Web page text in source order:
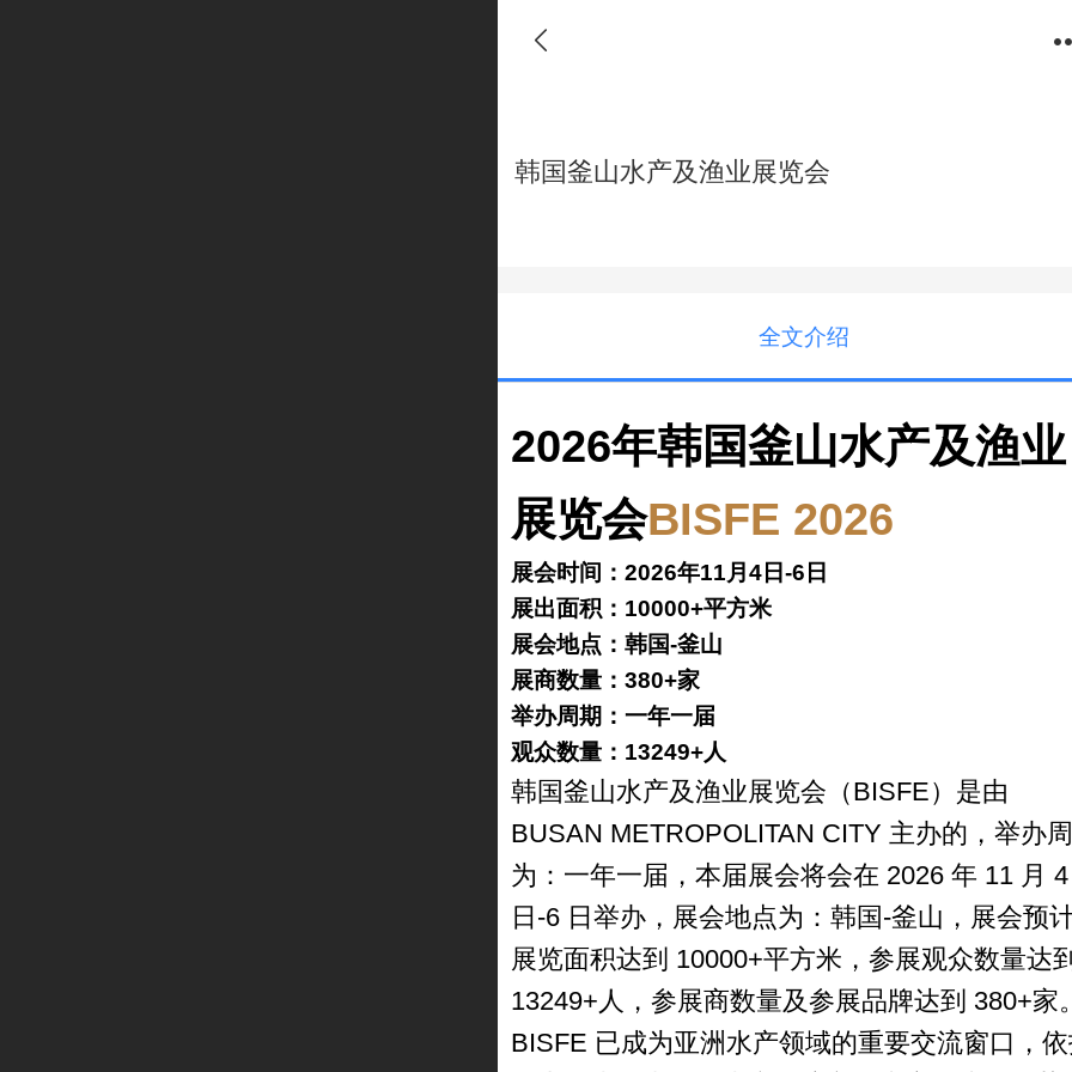
韩国釜山水产及渔业展览会
全文介绍
2026年韩国釜山水产及渔业
展览会BISFE 2026
展会时间：2026年11月4日-6日
展出面积：10000+平方米
展会地点：韩国-釜山
展商数量：380+家
举办周期：一年一届
观众数量：13249+人
韩国釜山水产及渔业展览会（BISFE）是由
BUSAN METROPOLITAN CITY 主办的，举办周
为：一年一届，本届展会将会在 2026 年 11 月 4
日-6 日举办，展会地点为：韩国-釜山，展会预
展览面积达到 10000+平方米，参展观众数量达到
13249+人，参展商数量及参展品牌达到 380+家。
BISFE 已成为亚洲水产领域的重要交流窗口，